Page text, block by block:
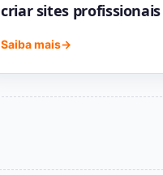
criar sites profissionais
Saiba mais→